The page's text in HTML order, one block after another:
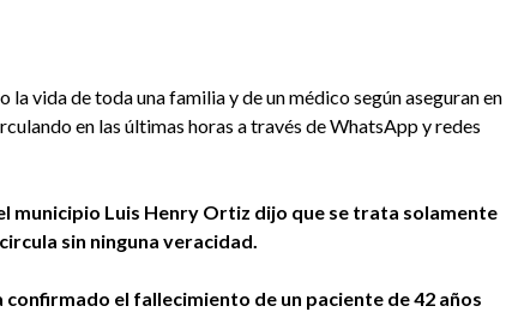
vida de toda una familia y de un médico según aseguran en
en las últimas horas a través de WhatsApp y redes
municipio Luis Henry Ortiz dijo que se trata solamente
sin ninguna veracidad.
el fallecimiento de un paciente de 42 años